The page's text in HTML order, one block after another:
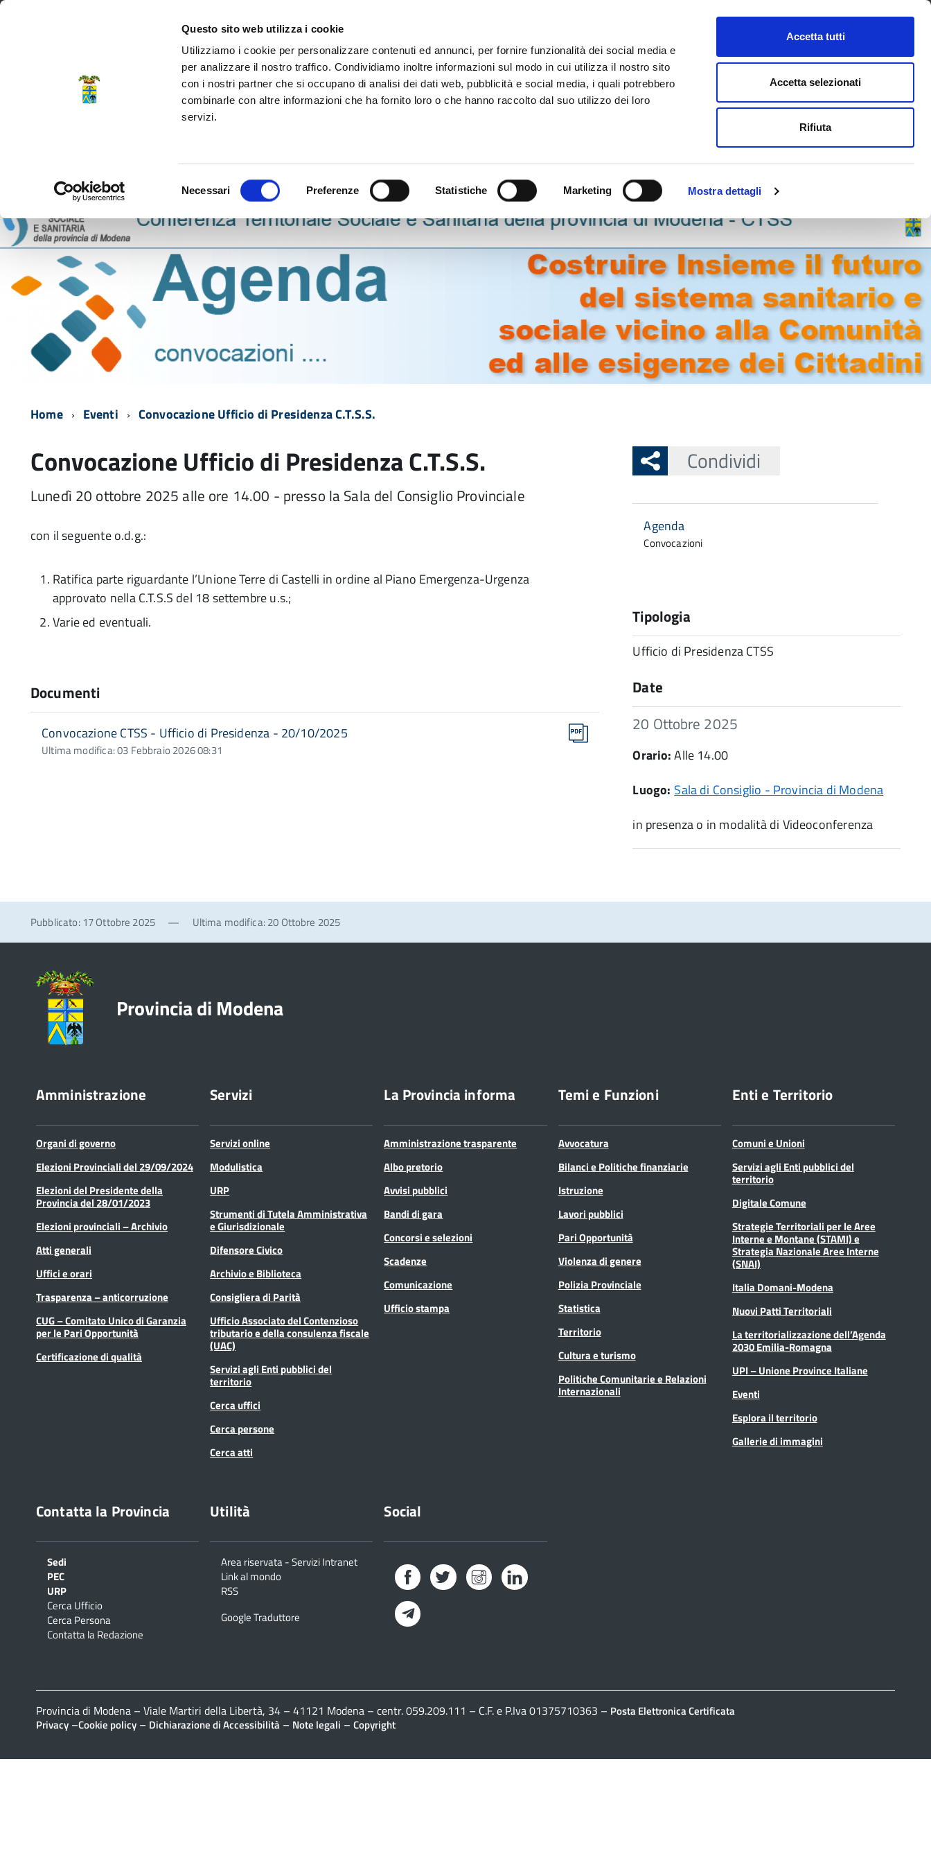
Questo sito web utilizza i cookie
Utilizziamo i cookie per personalizzare contenuti ed annunci, per fornire funzionalità dei social media e
per analizzare il nostro traffico. Condividiamo inoltre informazioni sul modo in cui utilizza il nostro sito
con i nostri partner che si occupano di analisi dei dati web, pubblicità e social media, i quali potrebbero
combinarle con altre informazioni che ha fornito loro o che hanno raccolto dal suo utilizzo dei loro
servizi.
Necessari Preferenze Statistiche Marketing Mostra dettagli
Accetta tutti
Accetta selezionati
Rifiuta
CONTATTI URP SERVIZI ONLINE
Provincia di Modena
Seguici su FacebookTwitterInstagram
LinkedIn
cerca nel sito
Home Eventi Convocazione Ufficio di Presidenza C.T.S.S.
Convocazione Ufficio di Presidenza C.T.S.S.
Lunedì 20 ottobre 2025 alle ore 14.00 - presso la Sala del Consiglio Provinciale
con il seguente o.d.g.:
Ratifica parte riguardante l’Unione Terre di Castelli in ordine al Piano Emergenza-Urgenza
approvato nella C.T.S.S del 18 settembre u.s.;
Varie ed eventuali.
Documenti
Convocazione CTSS - Ufficio di Presidenza - 20/10/2025
Ultima modifica: 03 Febbraio 2026 08:31
Condividi
Agenda
Convocazioni
Tipologia
Ufficio di Presidenza CTSS
Date
Data
20 Ottobre 2025
Orario:Alle 14.00
Luogo: Sala di Consiglio - Provincia di Modena
Note:
in presenza o in modalità di Videoconferenza
Pubblicato: 17 Ottobre 2025 — Ultima modifica: 20 Ottobre 2025
Provincia di Modena
Amministrazione
Organi di governo
Elezioni Provinciali del 29/09/2024
Elezioni del Presidente della
Provincia del 28/01/2023
Elezioni provinciali – Archivio
Atti generali
Uffici e orari
Trasparenza – anticorruzione
CUG – Comitato Unico di Garanzia
per le Pari Opportunità
Certificazione di qualità
Servizi
Servizi online
Modulistica
URP
Strumenti di Tutela Amministrativa
e Giurisdizionale
Difensore Civico
Archivio e Biblioteca
Consigliera di Parità
Ufficio Associato del Contenzioso
tributario e della consulenza fiscale
(UAC)
Servizi agli Enti pubblici del
territorio
Cerca uffici
Cerca persone
Cerca atti
La Provincia informa
Amministrazione trasparente
Albo pretorio
Avvisi pubblici
Bandi di gara
Concorsi e selezioni
Scadenze
Comunicazione
Ufficio stampa
Temi e Funzioni
Avvocatura
Bilanci e Politiche finanziarie
Istruzione
Lavori pubblici
Pari Opportunità
Violenza di genere
Polizia Provinciale
Statistica
Territorio
Cultura e turismo
Politiche Comunitarie e Relazioni
Internazionali
Enti e Territorio
Comuni e Unioni
Servizi agli Enti pubblici del
territorio
Digitale Comune
Strategie Territoriali per le Aree
Interne e Montane (STAMI) e
Strategia Nazionale Aree Interne
(SNAI)
Italia Domani-Modena
Nuovi Patti Territoriali
La territorializzazione dell’Agenda
2030 Emilia-Romagna
UPI – Unione Province Italiane
Eventi
Esplora il territorio
Gallerie di immagini
Contatta la Provincia
Sedi
PEC
URP
Cerca Ufficio
Cerca Persona
Contatta la Redazione
Utilità
Area riservata - Servizi Intranet
Link al mondo
RSS
Google Traduttore
Social
FacebookTwitterInstagramLinkedIn
Provincia di Modena – Viale Martiri della Libertà, 34 – 41121 Modena – centr. 059.209.111 – C.F. e P.Iva 01375710363 – Posta Elettronica Certificata
Privacy –Cookie policy – Dichiarazione di Accessibilità – Note legali – Copyright